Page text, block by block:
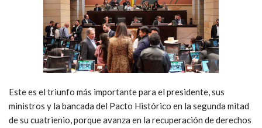
Este es el triunfo más importante para el presidente, sus
ministros y la bancada del Pacto Histórico en la segunda mitad
de su cuatrienio, porque avanza en la recuperación de derechos